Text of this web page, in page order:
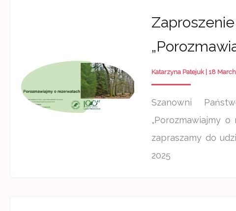
Katarzyna Patejuk 18
Szanowni
„Porozmawiajmy
zapraszamy do
2025